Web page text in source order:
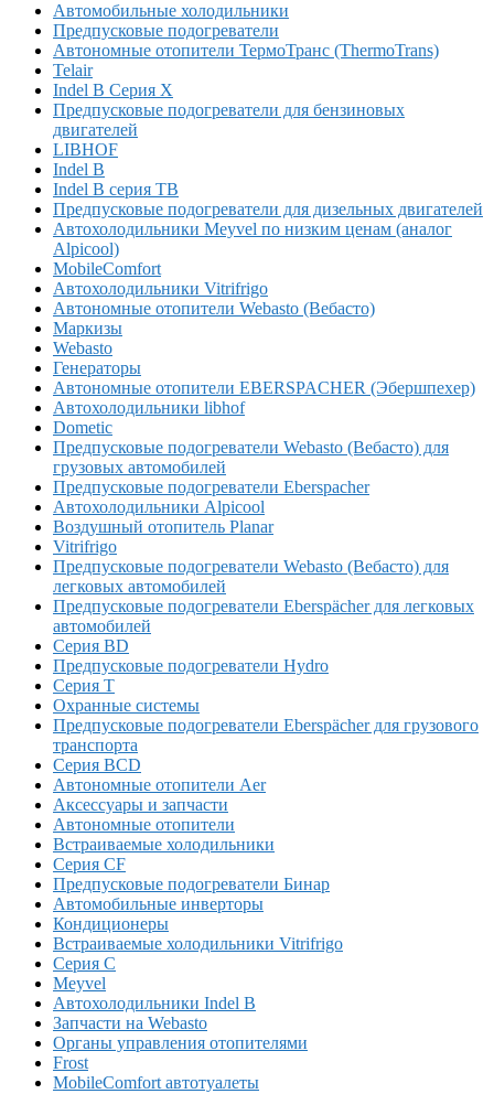
Автомобильные холодильники
Предпусковые подогреватели
Автономные отопители ТермоТранс (ThermoTrans)
Telair
Indel B Серия X
Предпусковые подогреватели для бензиновых
двигателей
LIBHOF
Indel B
Indel B серия TB
Предпусковые подогреватели для дизельных двигателей
Автохолодильники Meyvel по низким ценам (аналог
Alpicool)
MobileComfort
Автохолодильники Vitrifrigo
Автономные отопители Webasto (Вебасто)
Маркизы
Webasto
Генераторы
Автономные отопители EBERSPACHER (Эбершпехер)
Автохолодильники libhof
Dometic
Предпусковые подогреватели Webasto (Вебасто) для
грузовых автомобилей
Предпусковые подогреватели Eberspacher
Автохолодильники Alpicool
Воздушный отопитель Planar
Vitrifrigo
Предпусковые подогреватели Webasto (Вебасто) для
легковых автомобилей
Предпусковые подогреватели Eberspächer для легковых
автомобилей
Серия BD
Предпусковые подогреватели Hydro
Серия T
Охранные системы
Предпусковые подогреватели Eberspächer для грузового
транспорта
Серия BCD
Автономные отопители Аer
Аксессуары и запчасти
Автономные отопители
Встраиваемые холодильники
Серия CF
Предпусковые подогреватели Бинар
Автомобильные инверторы
Кондиционеры
Встраиваемые холодильники Vitrifrigo
Серия C
Meyvel
Автохолодильники Indel B
Запчасти на Webasto
Органы управления отопителями
Frost
MobileComfort автотуалеты